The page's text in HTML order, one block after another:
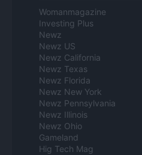
Womanmagazine
Investing Plus
Newz
Newz US
Newz California
Newz Texas
Newz Florida
Newz New York
Newz Pennsylvania
Newz Illinois
Newz Ohio
Gameland
Hig Tech Mag